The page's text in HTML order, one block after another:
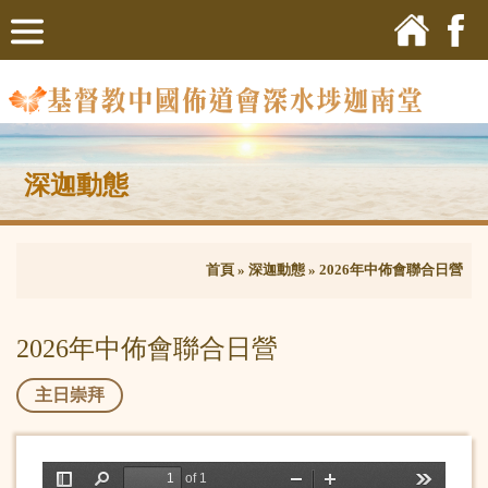
深迦動態
首頁 » 深迦動態 » 2026年中佈會聯合日營
2026年中佈會聯合日營
主日崇拜